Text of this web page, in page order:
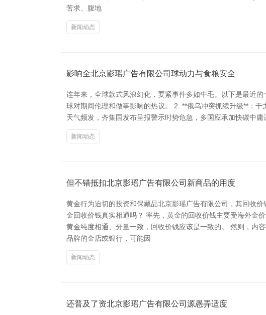
苦求、腹地
新闻动态
影响全北京影瑶广告有限公司球动力与食粮安全
连年来，全球款式风浪幻化，要紧事件多如牛毛。以下是最近
球对期间伦理和做事影响的热议。 2. **俄乌冲突抓续升级**：
天气频发，齐集国发布呈报警示时势危急，多国应承加快碳中
新闻动态
但不错抵扣北京影瑶广告有限公司新商品的用度
黄金行为迫切的投资和保藏品北京影瑶广告有限公司，其回收
金回收价钱真实相通吗？ 率先，黄金的回收价钱主要受海外金
黄金纯度相通、分量一致，回收价钱应该是一致的。 然则，内
品牌的金店或银行，可能因
新闻动态
还普及了资北京影瑶广告有限公司源愚弄适度